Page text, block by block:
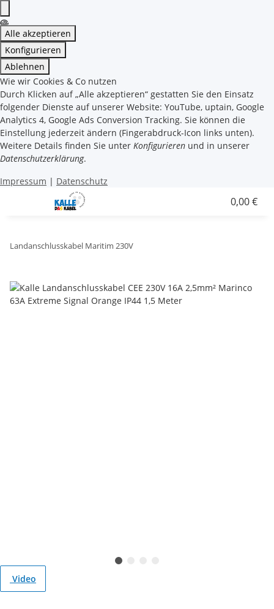
Alle akzeptieren
Konfigurieren
Ablehnen
Wie wir Cookies & Co nutzen
Durch Klicken auf „Alle akzeptieren“ gestatten Sie den Einsatz
folgender Dienste auf unserer Website: YouTube, uptain, Google
Analytics 4, Google Ads Conversion Tracking. Sie können die
Einstellung jederzeit ändern (Fingerabdruck-Icon links unten).
Weitere Details finden Sie unter Konfigurieren und in unserer
Datenschutzerklärung.
Impressum | Datenschutz
0,00 €
Landanschlusskabel Maritim 230V
Video